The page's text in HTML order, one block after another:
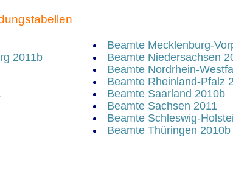
2011b
Beamte Mecklenburg-
Beamte Niedersachsen
Beamte Nordrhein-
Beamte Rheinland-Pfalz
Beamte Saarland 2010b
Beamte Sachsen 2011
Beamte Schleswig-
Beamte Thüringen 2010b